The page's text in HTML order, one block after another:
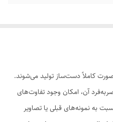
کاملاً دست‌ساز تولید می‌شوند.
آن، امکان وجود تفاوت‌های
به نمونه‌های قبلی یا تصاویر